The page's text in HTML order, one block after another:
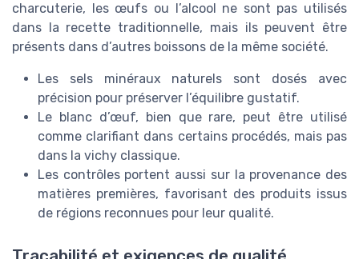
charcuterie, les œufs ou l’alcool ne sont pas utilisés
dans la recette traditionnelle, mais ils peuvent être
présents dans d’autres boissons de la même société.
Les sels minéraux naturels sont dosés avec
précision pour préserver l’équilibre gustatif.
Le blanc d’œuf, bien que rare, peut être utilisé
comme clarifiant dans certains procédés, mais pas
dans la vichy classique.
Les contrôles portent aussi sur la provenance des
matières premières, favorisant des produits issus
de régions reconnues pour leur qualité.